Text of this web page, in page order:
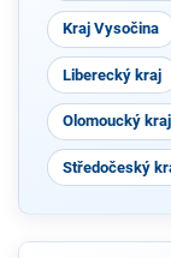
Kraj Vysočina
Liberecký kraj
Olomoucký kraj
Středočeský